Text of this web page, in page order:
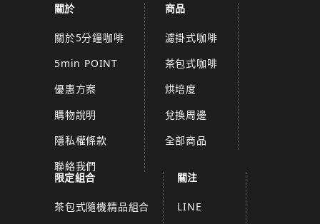
關於
關於5分鐘咖啡
5min POINT
優惠方案
購物說明
隱私權條款
聯絡我們
商品
濾掛式咖啡
茶包式咖啡
烘培度
兌換周邊
全部商品
限定組合
茶包式隨機精品組合
關注
LINE